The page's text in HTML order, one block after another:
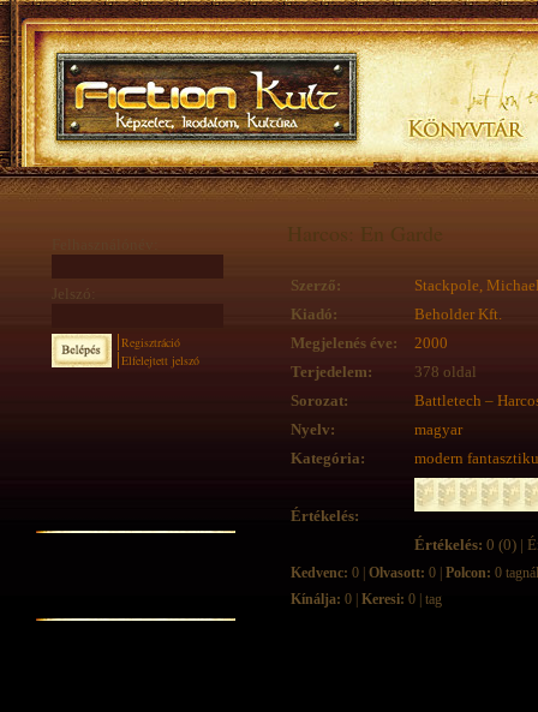
Jelszó:
Regisztráció
Elfelejtett jelszó
Harcos: En Garde
Szerző:
Stackpole,
Kiadó:
Beholder Kft.
Megjelenés éve:
2000
Terjedelem:
378 oldal
Sorozat:
Battletech –
Nyelv:
magyar
Kategória:
modern
Értékelés:
Értékelés: 0 (0) |
Kedvenc: 0 | Olvasott: 0 | Polcon: 0 tagnál
Kínálja: 0 | Keresi: 0 | tag